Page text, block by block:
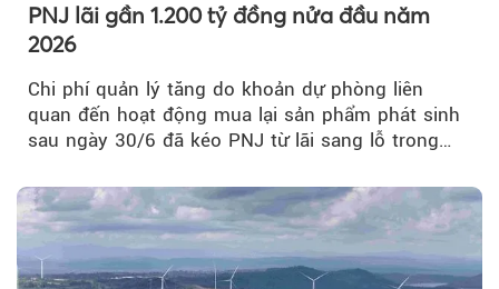
PNJ lãi gần 1.200 tỷ đồng nửa đầu năm
2026
Chi phí quản lý tăng do khoản dự phòng liên
quan đến hoạt động mua lại sản phẩm phát sinh
sau ngày 30/6 đã kéo PNJ từ lãi sang lỗ trong